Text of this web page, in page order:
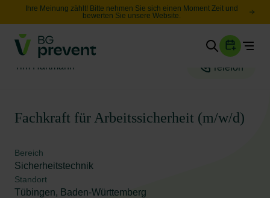
Ihre Meinung zählt! Bitte nehmen Sie sich einen Moment Zeit und
bewerten Sie unsere Website.
Gesundheit
Unternehmen
Wissen
Tim Hartmann Telefon
Fachkraft für Arbeitssicherheit (m/w/d)
Bereich
Sicherheitstechnik
Standort
Tübingen, Baden-Württemberg